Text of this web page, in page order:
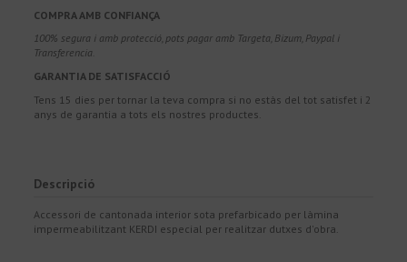
COMPRA AMB CONFIANÇA
100% segura i amb protecció, pots pagar amb Targeta, Bizum, Paypal i
Transferencia.
GARANTIA DE SATISFACCIÓ
Tens 15 dies per tornar la teva compra si no estàs del tot satisfet i 2
anys de garantia a tots els nostres productes.
Descripció
Accessori de cantonada interior sota prefarbicado per làmina
impermeabilitzant KERDI especial per realitzar dutxes d'obra.